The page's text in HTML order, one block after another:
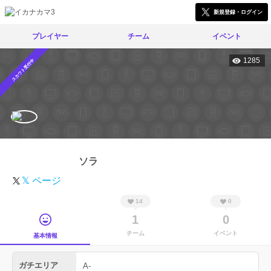
新規登録・ログイン
プレイヤー チーム イベント
スカウト受付中 1285
ソラ
𝕏 ページ
基本情報
14
1
チーム
0
0
イベント
ガチエリア A-